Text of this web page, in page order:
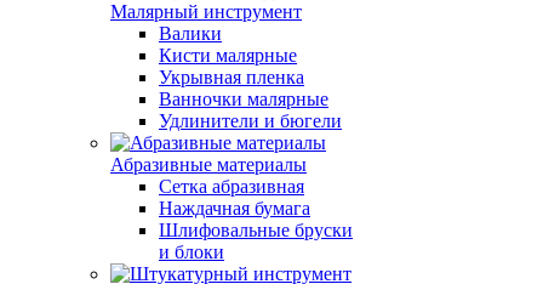
Малярный инструмент
Валики
Кисти малярные
Укрывная пленка
Ванночки малярные
Удлинители и бюгели
Абразивные материалы
Сетка абразивная
Наждачная бумага
Шлифовальные бруски
и блоки